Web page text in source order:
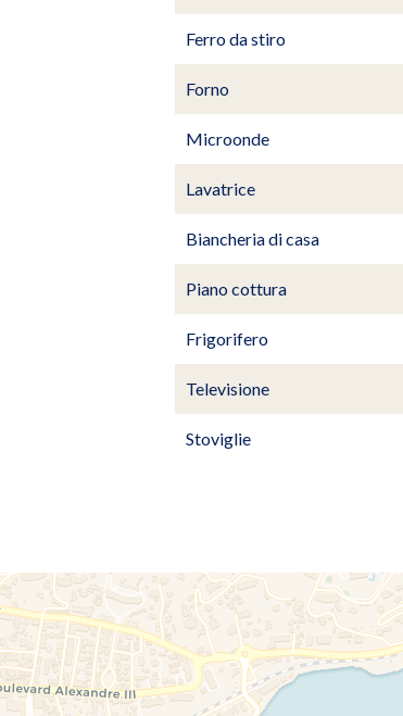
Ferro da stiro
Forno
Microonde
Lavatrice
Biancheria di casa
Piano cottura
Frigorifero
Televisione
Stoviglie